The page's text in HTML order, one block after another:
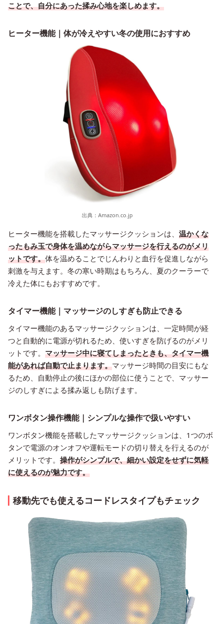
ことで、自分にあった揉み心地を楽しめます。
ヒーター機能｜体が冷えやすい冬の使用におすすめ
出典： Amazon.co.jp
ヒーター機能を搭載したマッサージクッションは、 温かくな
ったもみ玉で身体を温めながらマッサージを行えるのがメリ
ットです。体を温めることでじんわりと血行を促進しながら
刺激を与えます。冬の寒い時期はもちろん、夏のクーラーで
冷えた体にもおすすめです。
タイマー機能｜マッサージのしすぎも防止できる
タイマー機能のあるマッサージクッションは、一定時間が経
つと自動的に電源が切れるため、使いすぎを防げるのがメリ
ットです。 マッサージ中に寝てしまったときも、タイマー機
能があれば自動で止まります。マッサージ時間の目安にもな
るため、自動停止の後にほかの部位に使うことで、マッサー
ジのしすぎによる揉み返しも防げます。
ワンボタン操作機能｜シンプルな操作で扱いやすい
ワンボタン機能を搭載したマッサージクッションは、1つのボ
タンで電源のオンオフや運転モードの切り替えを行えるのが
メリットです。 操作がシンプルで、細かい設定をせずに気軽
に使えるのが魅力です。
移動先でも使えるコードレスタイプもチェック